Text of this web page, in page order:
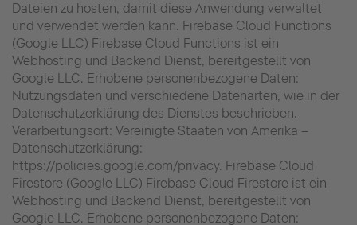
Dateien zu hosten, damit diese Anwendung verwaltet
und verwendet werden kann. Firebase Cloud Functions
(Google LLC) Firebase Cloud Functions ist ein
Webhosting und Backend Dienst, bereitgestellt von
Google LLC. Erhobene personenbezogene Daten:
Nutzungsdaten und verschiedene Datenarten, wie in der
Datenschutzerklärung des Dienstes beschrieben.
Verarbeitungsort: Vereinigte Staaten von Amerika –
Datenschutzerklärung:
https://policies.google.com/privacy. Firebase Cloud
Firestore (Google LLC) Firebase Cloud Firestore ist ein
Webhosting und Backend Dienst, bereitgestellt von
Google LLC. Erhobene personenbezogene Daten: